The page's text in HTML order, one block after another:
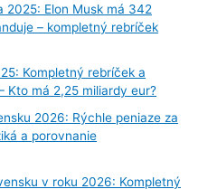
2025: Elon Musk má 342
– kompletný rebríček
Kompletný rebríček a
Kto má 2,25 miliardy eur?
2026: Rýchle peniaze za
a porovnanie
v roku 2026: Kompletný